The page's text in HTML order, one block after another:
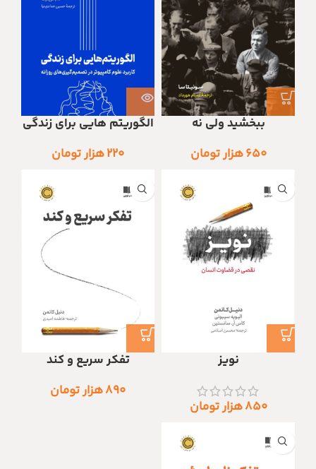
ببخشید ولی نه
۶۵۰هزار تومان
الگوریتم هایی برای زندگی
۲۲۰هزار تومان
نویز
۸۵۰هزار تومان
تفکر سریع و کند
۸۹۰هزار تومان